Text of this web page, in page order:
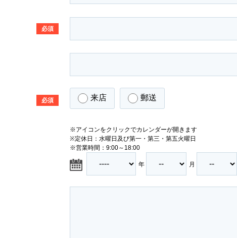
必須
必須 来店 郵送
※アイコンをクリックでカレンダーが開きます
※定休日：水曜日及び第一・第三・第五火曜日
※営業時間：9:00～18:00
年 月